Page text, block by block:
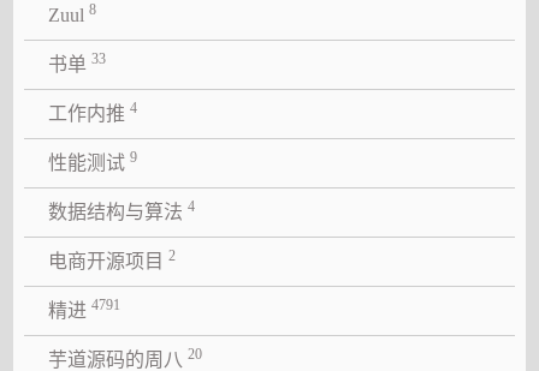
Zuul 8
书单 33
工作内推 4
性能测试 9
数据结构与算法 4
电商开源项目 2
精进 4791
芋道源码的周八 20